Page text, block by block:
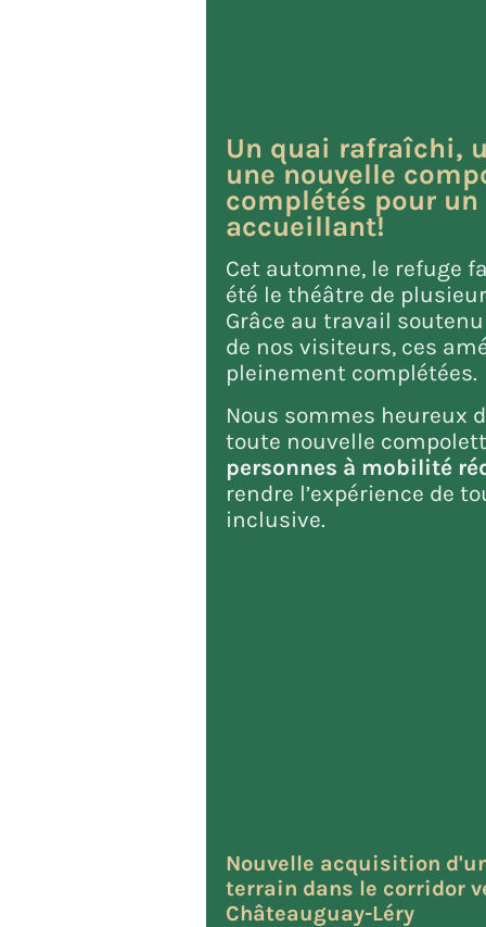
Un quai rafraîchi,
une nouvelle
complétés pour
accueillant!
Cet automne, le refuge
été le théâtre de
Grâce au travail
de nos visiteurs, ces
pleinement complétées.
Nous sommes heureux
toute nouvelle
personnes à mobilité
rendre l’expérience de
inclusive.
Nouvelle acquisition
terrain dans le corridor
Châteauguay-Léry